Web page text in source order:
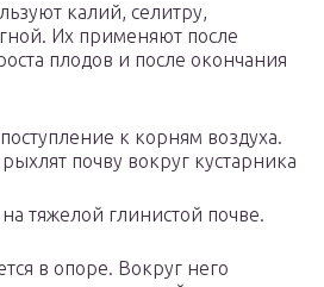
калий, селитру,
Их применяют после
плодов и после окончания
к корням воздуха.
почву вокруг кустарника
тяжелой глинистой почве.
в опоре. Вокруг него